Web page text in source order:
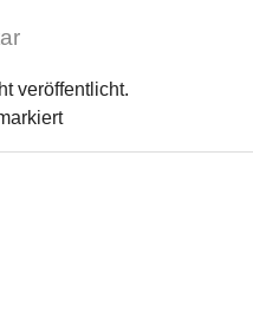
veröffentlicht.